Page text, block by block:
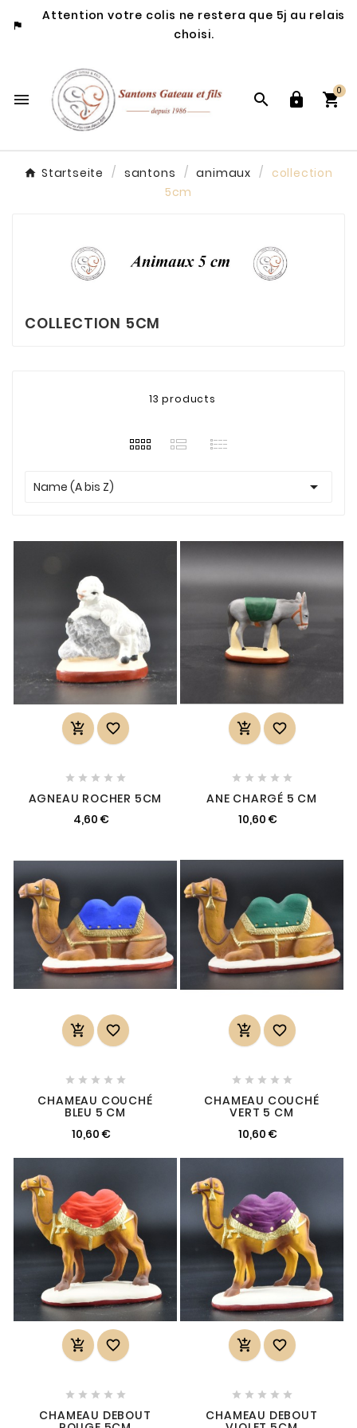

Attention votre colis ne restera que 5j au relais
choisi.
   
0
Startseite santons animaux
collection
5cm
COLLECTION 5CM
13 products
Name (A bis Z) 
 
    
AGNEAU ROCHER 5CM
4,60 €
 
    
ANE CHARGÉ 5 CM
10,60 €
 
    
CHAMEAU COUCHÉ
BLEU 5 CM
10,60 €
 
    
CHAMEAU COUCHÉ
VERT 5 CM
10,60 €
 
    
CHAMEAU DEBOUT
 
    
CHAMEAU DEBOUT